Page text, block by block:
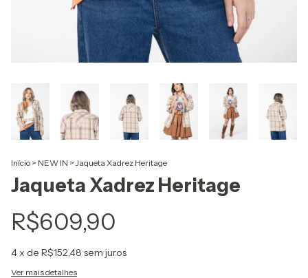
Início > NEW IN > Jaqueta Xadrez Heritage
Jaqueta Xadrez Heritage
R$609,90
4x de R$152,48 sem juros
Ver mais detalhes